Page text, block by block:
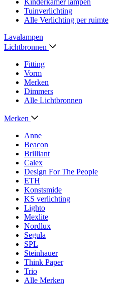
Kinderkamer lampen
Tuinverlichting
Alle Verlichting per ruimte
Lavalampen
Lichtbronnen
Fitting
Vorm
Merken
Dimmers
Alle Lichtbronnen
Merken
Anne
Beacon
Brilliant
Calex
Design For The People
ETH
Konstsmide
KS verlichting
Lighto
Mexlite
Nordlux
Segula
SPL
Steinhauer
Think Paper
Trio
Alle Merken